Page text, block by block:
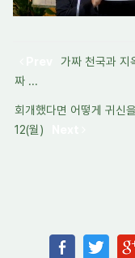
가짜 천국과 지
짜 ...
회개했다면 어떻게 귀신
12(월)